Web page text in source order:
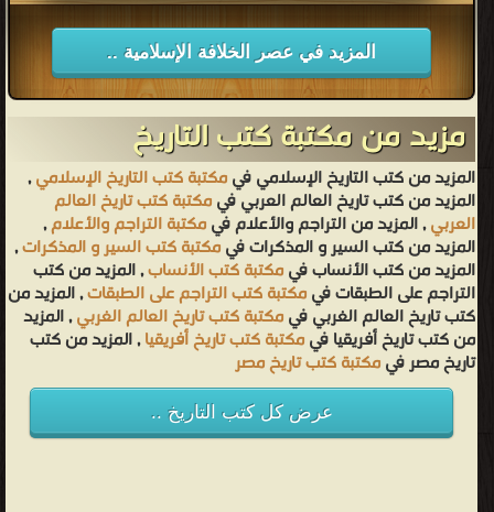
المزيد في عصر الخلافة الإسلامية ..
مزيد من مكتبة كتب التاريخ
المزيد من كتب التاريخ الإسلامي فيمكتبة كتب التاريخ الإسلامي,
المزيد من كتب تاريخ العالم العربي فيمكتبة كتب تاريخ العالم
العربي, المزيد من التراجم والأعلام فيمكتبة التراجم والأعلام,
المزيد من كتب السير و المذكرات فيمكتبة كتب السير و المذكرات,
المزيد من كتب الأنساب فيمكتبة كتب الأنساب, المزيد من كتب
التراجم على الطبقات فيمكتبة كتب التراجم على الطبقات, المزيد من
كتب تاريخ العالم الغربي فيمكتبة كتب تاريخ العالم الغربي, المزيد
من كتب تاريخ أفريقيا فيمكتبة كتب تاريخ أفريقيا, المزيد من كتب
تاريخ مصر فيمكتبة كتب تاريخ مصر
عرض كل كتب التاريخ ..